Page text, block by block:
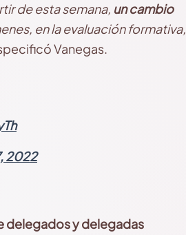
de esta semana, un cambio
en la evaluación formativa,
Vanegas.
2022
delegados y delegadas